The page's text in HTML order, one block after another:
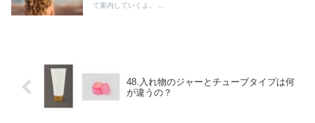
て案内していくよ。 ...
48.入れ物のジャーとチューブタイプは何
が違うの？